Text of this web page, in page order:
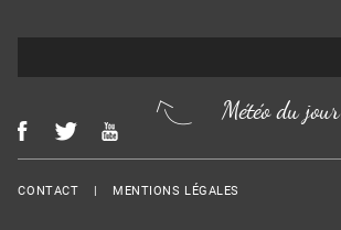
Météo du jour
Menu Footer
CONTACT MENTIONS LÉGALES